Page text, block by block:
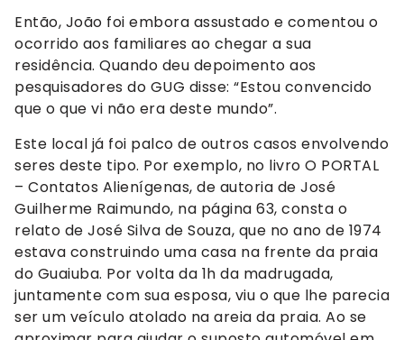
Então, João foi embora assustado e comentou o
ocorrido aos familiares ao chegar a sua
residência. Quando deu depoimento aos
pesquisadores do GUG disse: “Estou convencido
que o que vi não era deste mundo”.
Este local já foi palco de outros casos envolvendo
seres deste tipo. Por exemplo, no livro O PORTAL
– Contatos Alienígenas, de autoria de José
Guilherme Raimundo, na página 63, consta o
relato de José Silva de Souza, que no ano de 1974
estava construindo uma casa na frente da praia
do Guaiuba. Por volta da 1h da madrugada,
juntamente com sua esposa, viu o que lhe parecia
ser um veículo atolado na areia da praia. Ao se